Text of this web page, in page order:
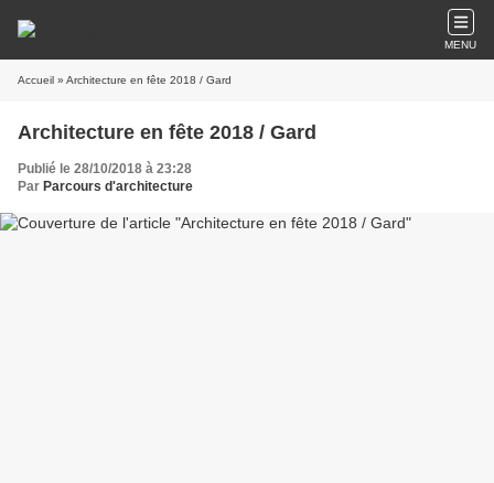
MENU
Accueil » Architecture en fête 2018 / Gard
Architecture en fête 2018 / Gard
Publié le 28/10/2018 à 23:28
Par Parcours d'architecture